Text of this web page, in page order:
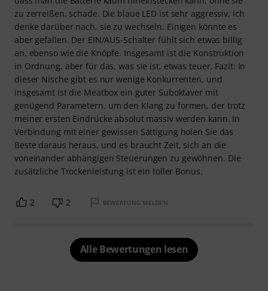
zu zerreißen, schade. Die blaue LED ist sehr aggressiv, ich
denke darüber nach, sie zu wechseln. Einigen könnte es
aber gefallen. Der EIN/AUS-Schalter fühlt sich etwas billig
an, ebenso wie die Knöpfe. Insgesamt ist die Konstruktion
in Ordnung, aber für das, was sie ist, etwas teuer. Fazit: In
dieser Nische gibt es nur wenige Konkurrenten, und
insgesamt ist die Meatbox ein guter Suboktaver mit
genügend Parametern, um den Klang zu formen, der trotz
meiner ersten Eindrücke absolut massiv werden kann. In
Verbindung mit einer gewissen Sättigung holen Sie das
Beste daraus heraus, und es braucht Zeit, sich an die
voneinander abhängigen Steuerungen zu gewöhnen. Die
zusätzliche Trockenleistung ist ein toller Bonus.
2 2 BEWERTUNG MELDEN
Alle Bewertungen lesen